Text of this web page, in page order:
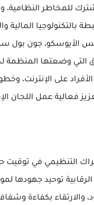
للمخاطر النظامية،
بالتكنولوجيا المالية
الأيوسكو، جون بول
التي وضعتها المنظمة
على الإنترنت،
فعالية عمل اللجان
التنظيمي في
توحيد جهودها
والارتقاء بكفاءة